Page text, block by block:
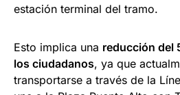
estación terminal del tramo.
Esto implica una reducción del
los ciudadanos, ya que
transportarse a través de la